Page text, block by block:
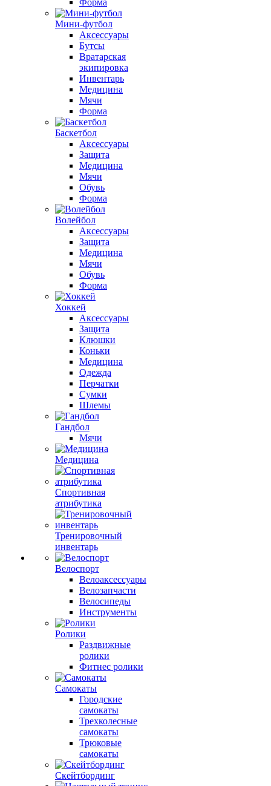
Форма
Мини-футбол
Аксессуары
Бутсы
Вратарская
экипировка
Инвентарь
Медицина
Мячи
Форма
Баскетбол
Аксессуары
Защита
Медицина
Мячи
Обувь
Форма
Волейбол
Аксессуары
Защита
Медицина
Мячи
Обувь
Форма
Хоккей
Аксессуары
Защита
Клюшки
Коньки
Медицина
Одежда
Перчатки
Сумки
Шлемы
Гандбол
Мячи
Медицина
Спортивная
атрибутика
Тренировочный
инвентарь
Велоспорт
Велоаксессуары
Велозапчасти
Велосипеды
Инструменты
Ролики
Раздвижные
ролики
Фитнес ролики
Самокаты
Городские
самокаты
Трехколесные
самокаты
Трюковые
самокаты
Скейтбординг